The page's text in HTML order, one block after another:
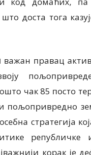
доста тога
важан правац
чак 85 посто
пољопривредно
стратегија
републичке
корак је